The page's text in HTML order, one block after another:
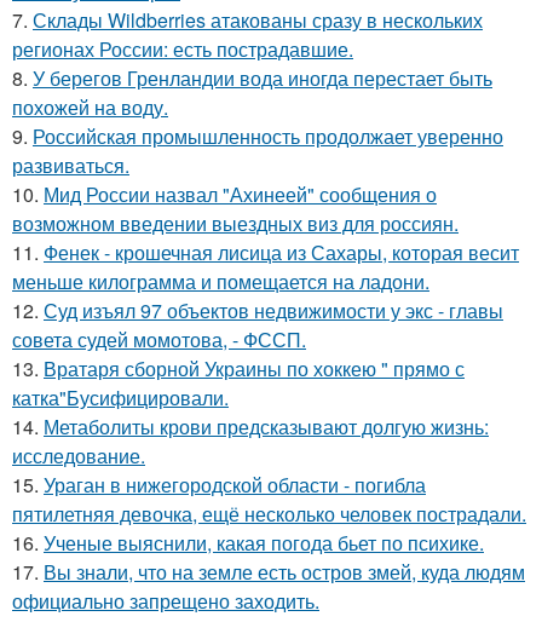
7. Склады Wildberries атакованы сразу в нескольких
регионах России: есть пострадавшие.
8. У берегов Гренландии вода иногда перестает быть
похожей на воду.
9. Российская промышленность продолжает уверенно
развиваться.
10. Мид России назвал "Ахинеей" сообщения о
возможном введении выездных виз для россиян.
11. Фенек - крошечная лисица из Сахары, которая весит
меньше килограмма и помещается на ладони.
12. Суд изъял 97 объектов недвижимости у экс - главы
совета судей момотова, - ФССП.
13. Вратаря сборной Украины по хоккею " прямо с
катка"Бусифицировали.
14. Метаболиты крови предсказывают долгую жизнь:
исследование.
15. Ураган в нижегородской области - погибла
пятилетняя девочка, ещё несколько человек пострадали.
16. Ученые выяснили, какая погода бьет по психике.
17. Вы знали, что на земле есть остров змей, куда людям
официально запрещено заходить.